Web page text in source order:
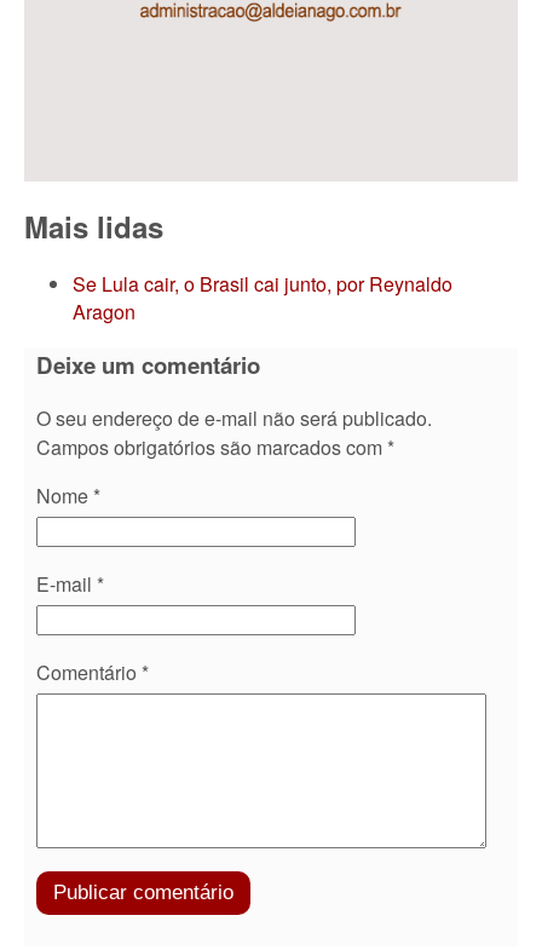
Mais lidas
Se Lula cair, o Brasil cai junto, por Reynaldo
Aragon
Deixe um comentário
O seu endereço de e-mail não será publicado.
Campos obrigatórios são marcados com *
Nome *
E-mail *
Comentário *